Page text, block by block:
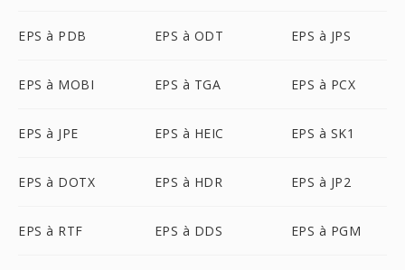
EPS à PDB EPS à ODT EPS à JPS
EPS à MOBI EPS à TGA EPS à PCX
EPS à JPE EPS à HEIC EPS à SK1
EPS à DOTX EPS à HDR EPS à JP2
EPS à RTF EPS à DDS EPS à PGM